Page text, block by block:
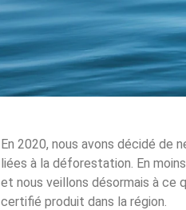
En 2020, nous avons décidé de
liées à la déforestation. En
et nous veillons désormais à ce
certifié produit dans la région.